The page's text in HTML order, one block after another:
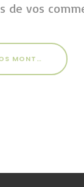
de vos
2014